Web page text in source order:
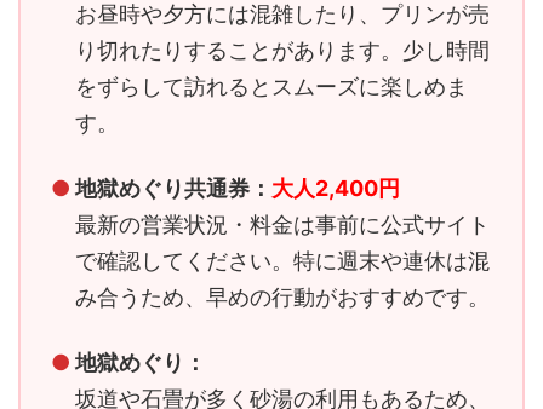
お昼時や夕方には混雑したり、プリンが売
り切れたりすることがあります。少し時間
をずらして訪れるとスムーズに楽しめま
す。
● 地獄めぐり共通券： 大人2,400円
最新の営業状況・料金は事前に公式サイト
で確認してください。特に週末や連休は混
み合うため、早めの行動がおすすめです。
● 地獄めぐり：
坂道や石畳が多く砂湯の利用もあるため、